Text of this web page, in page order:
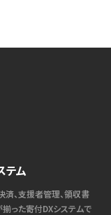
テム
済、支援者管理、領収書
った寄付DXシステムで